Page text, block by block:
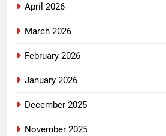
April 2026
March 2026
February 2026
January 2026
December 2025
November 2025